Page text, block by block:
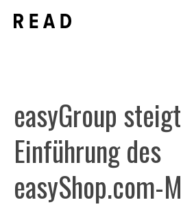
Inhalt
easyGroup
Einführung des
easyShop.com-